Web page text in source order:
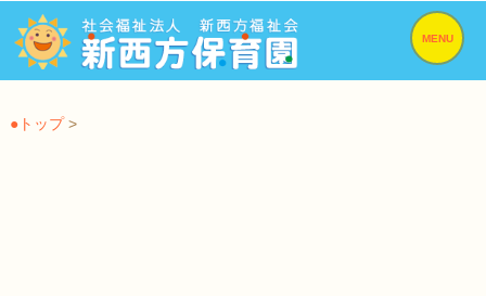
MENU
●トップ>